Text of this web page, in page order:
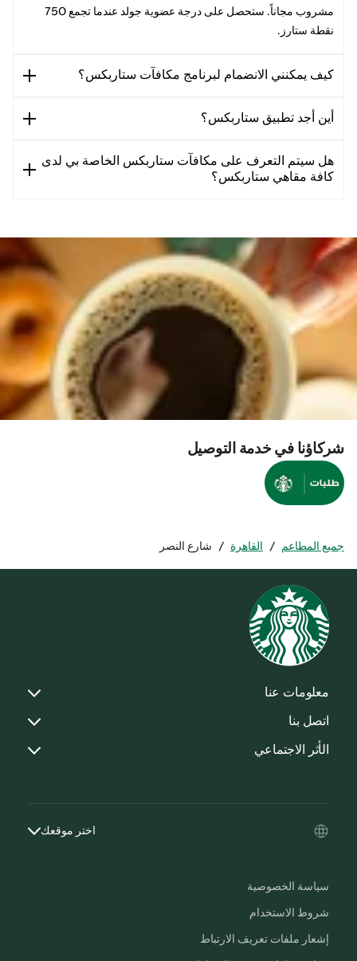
مشروب مجاناً. ستحصل على درجة عضوية جولد عندما تجمع 750
نقطة ستارز.
كيف يمكنني الانضمام لبرنامج مكافآت ستاربكس؟
أين أجد تطبيق ستاربكس؟
هل سيتم التعرف على مكافآت ستاربكس الخاصة بي لدى
كافة مقاهي ستاربكس؟
شركاؤنا في خدمة التوصيل
جميع المطاعم / القاهرة / شارع النصر
معلومات عنا
اتصل بنا
الأثر الاجتماعي
اختر موقعك
سياسة الخصوصية
شروط الاستخدام
إشعار ملفات تعريف الارتباط